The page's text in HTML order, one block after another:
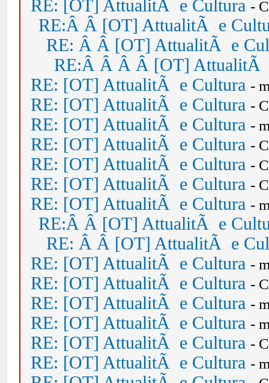
RE: [OT] AttualitÃ e Cultura -
RE:Â Â [OT] AttualitÃ e
RE: Â Â [OT] AttualitÃ e
RE:Â Â Â Â [OT] AttualitÃ
RE: [OT] AttualitÃ e Cultura -
RE: [OT] AttualitÃ e Cultura -
RE: [OT] AttualitÃ e Cultura -
RE: [OT] AttualitÃ e Cultura -
RE: [OT] AttualitÃ e Cultura -
RE: [OT] AttualitÃ e Cultura -
RE: [OT] AttualitÃ e Cultura -
RE:Â Â [OT] AttualitÃ e
RE: Â Â [OT] AttualitÃ e
RE: [OT] AttualitÃ e Cultura -
RE: [OT] AttualitÃ e Cultura -
RE: [OT] AttualitÃ e Cultura -
RE: [OT] AttualitÃ e Cultura -
RE: [OT] AttualitÃ e Cultura -
RE: [OT] AttualitÃ e Cultura -